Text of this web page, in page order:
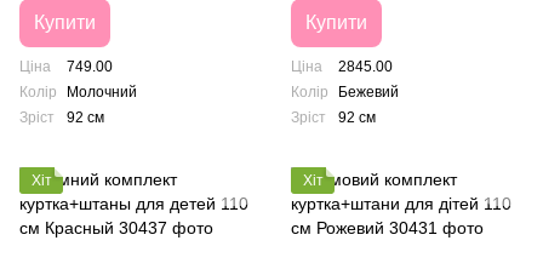
Купити
Ціна
749.00
Колір
Молочний
Зріст
92 см
Купити
Ціна
2845.00
Колір
Бежевий
Зріст
92 см
Хіт Хіт